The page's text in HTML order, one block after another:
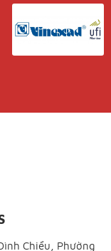
Chiểu, Phường